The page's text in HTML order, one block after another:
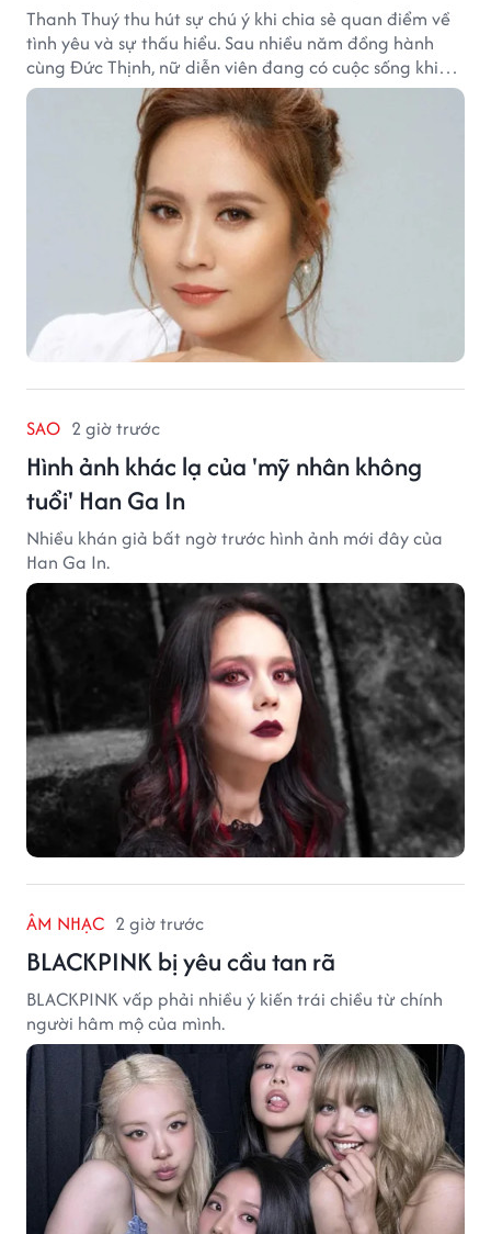
Thanh Thuý thu hút sự chú ý khi chia sẻ quan điểm về
tình yêu và sự thấu hiểu. Sau nhiều năm đồng hành
cùng Đức Thịnh, nữ diễn viên đang có cuộc sống khiến
nhiều khán giả quan tâm.
SAO 2 giờ trước
Hình ảnh khác lạ của 'mỹ nhân không
tuổi' Han Ga In
Nhiều khán giả bất ngờ trước hình ảnh mới đây của
Han Ga In.
ÂM NHẠC 2 giờ trước
BLACKPINK bị yêu cầu tan rã
BLACKPINK vấp phải nhiều ý kiến trái chiều từ chính
người hâm mộ của mình.